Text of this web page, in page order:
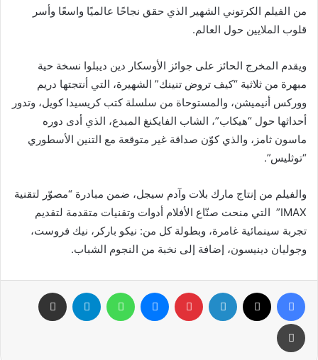
من الفيلم الكرتوني الشهير الذي حقق نجاحًا عالميًا واسعًا وأسر
قلوب الملايين حول العالم.
ويقدم المخرج الحائز على جوائز الأوسكار دين ديبلوا نسخة حية
مبهرة من ثلاثية “كيف تروض تنينك” الشهيرة، التي أنتجتها دريم
ووركس أنيميشن، والمستوحاة من سلسلة كتب كريسيدا كويل، وتدور
أحداثها حول “هيكاب”، الشاب الفايكنغ المبدع، الذي أدى دوره
ماسون ثامز، والذي كوّن صداقة غير متوقعة مع التنين الأسطوري
“توثليس”.
والفيلم من إنتاج مارك بلات وآدم سيجل، ضمن مبادرة “مصوّر لتقنية
IMAX” التي منحت صنّاع الأفلام أدوات وتقنيات متقدمة لتقديم
تجربة سينمائية غامرة، وبطولة كل من: نيكو باركر، نيك فروست،
وجوليان دينيسون، إضافة إلى نخبة من النجوم الشباب.